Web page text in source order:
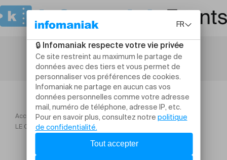
Accueil
TO! Saison 2026
LE CERVEAU MOU DE L’EXISTENCE